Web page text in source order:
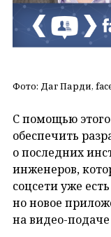
Фото: Даг Парди,
С помощью
обеспечить
о последних
инженеров,
соцсети уже
но новое
на видео-